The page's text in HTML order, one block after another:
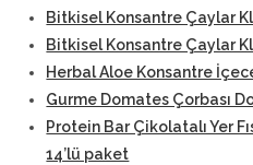
Bitkisel Konsantre Çaylar
Bitkisel Konsantre Çaylar
Herbal Aloe Konsantre
Gurme Domates Çorbası
Protein Bar Çikolatalı Yer
14’lü paket